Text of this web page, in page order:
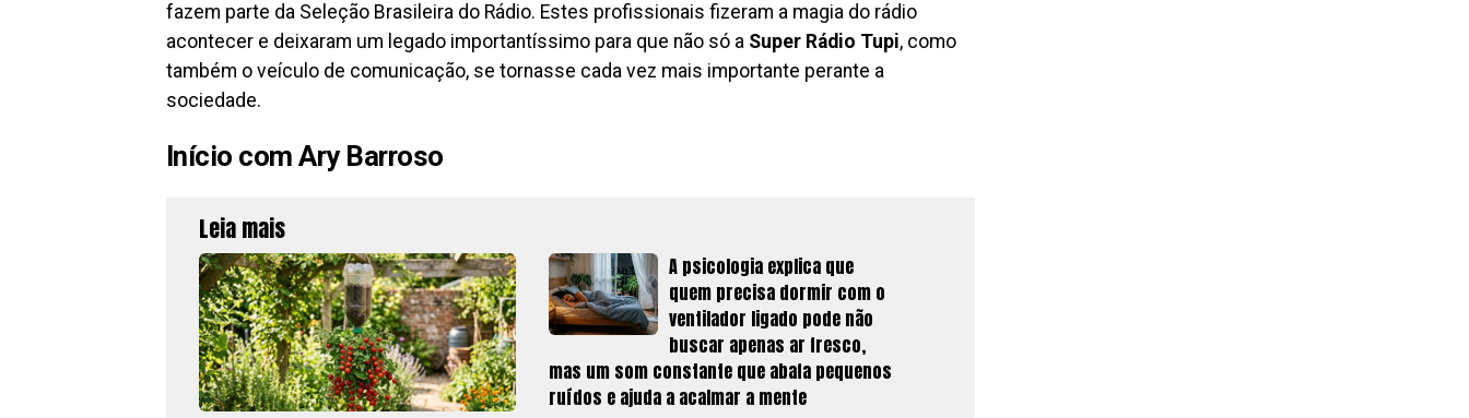
fazem parte da Seleção Brasileira do Rádio. Estes profissionais fizeram a magia do rádio
acontecer e deixaram um legado importantíssimo para que não só a Super Rádio Tupi, como
também o veículo de comunicação, se tornasse cada vez mais importante perante a
sociedade.
Início com Ary Barroso
Leia mais
A psicologia explica que
quem precisa dormir com o
ventilador ligado pode não
buscar apenas ar fresco,
mas um som constante que abafa pequenos
ruídos e ajuda a acalmar a mente